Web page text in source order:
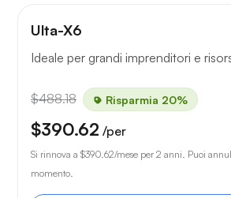
Ulta-X6
Ideale per grandi imprenditori e
$488.18 Risparmia 20%
$390.62 /per
Si rinnova a $390.62/mese per 2 anni. Puoi
momento.